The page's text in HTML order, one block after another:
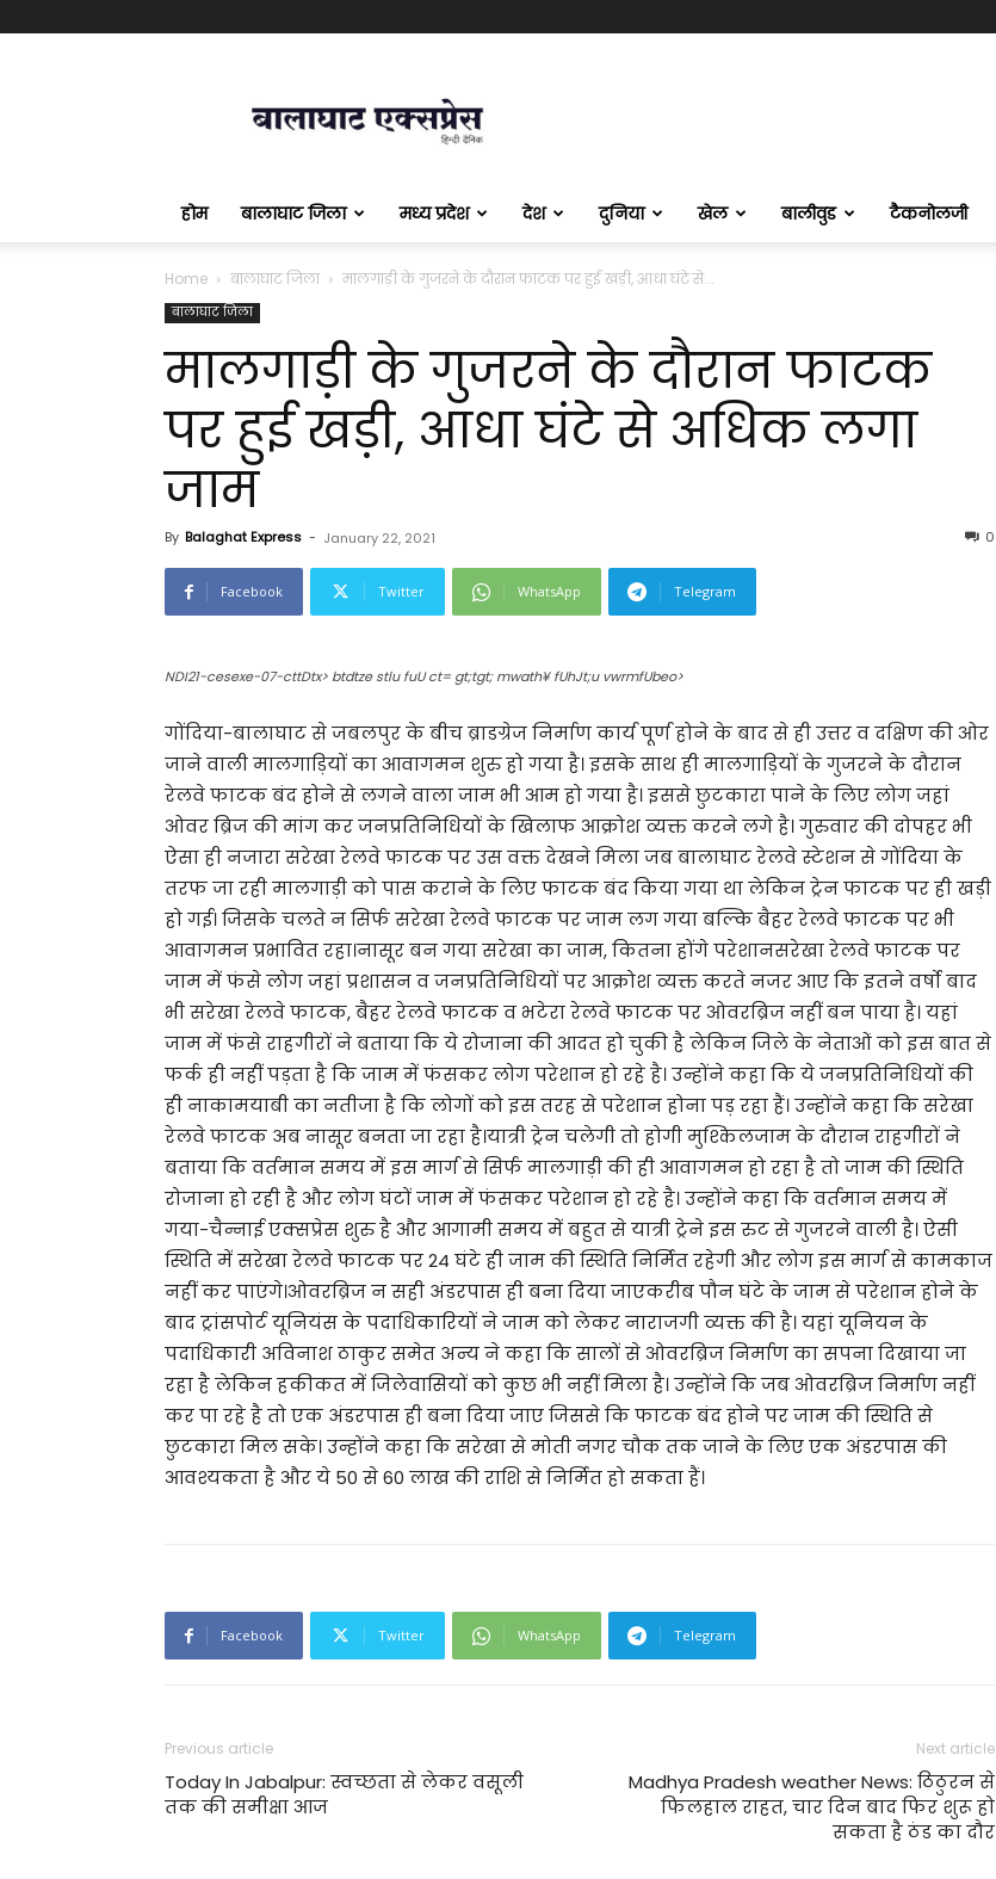
एक्सप्रेस
होम बालाघाट जिला मध्य प्रदेश देश दुनिया खेल बालीवुड टैकनोलजी
Home बालाघाट जिला मालगाड़ी के गुजरने के दौरान फाटक पर हुई खड़ी, आधा घंटे से...
बालाघाट जिला
मालगाड़ी के गुजरने के दौरान फाटक
पर हुई खड़ी, आधा घंटे से अधिक लगा
जाम
By Balaghat Express - January 22, 2021 0
Facebook Twitter WhatsApp Telegram
NDI21-cesexe-07-cttDtx> btdtze stlu fuU ct= gt;tgt; mwath¥ fUhJt;u vwrmfUbeo>
गोंदिया-बालाघाट से जबलपुर के बीच ब्राडग्रेज निर्माण कार्य पूर्ण होने के बाद से ही उत्तर व दक्षिण की ओर
जाने वाली मालगाड़ियों का आवागमन शुरु हो गया है। इसके साथ ही मालगाड़ियों के गुजरने के दौरान
रेलवे फाटक बंद होने से लगने वाला जाम भी आम हो गया है। इससे छुटकारा पाने के लिए लोग जहां
ओवर ब्रिज की मांग कर जनप्रतिनिधियों के खिलाफ आक्रोश व्यक्त करने लगे है। गुरुवार की दोपहर भी
ऐसा ही नजारा सरेखा रेलवे फाटक पर उस वक्त देखने मिला जब बालाघाट रेलवे स्टेशन से गोंदिया के
तरफ जा रही मालगाड़ी को पास कराने के लिए फाटक बंद किया गया था लेकिन ट्रेन फाटक पर ही खड़ी
हो गई। जिसके चलते न सिर्फ सरेखा रेलवे फाटक पर जाम लग गया बल्कि बैहर रेलवे फाटक पर भी
आवागमन प्रभावित रहा।नासूर बन गया सरेखा का जाम, कितना होंगे परेशानसरेखा रेलवे फाटक पर
जाम में फंसे लोग जहां प्रशासन व जनप्रतिनिधियों पर आक्रोश व्यक्त करते नजर आए कि इतने वर्षो बाद
भी सरेखा रेलवे फाटक, बैहर रेलवे फाटक व भटेरा रेलवे फाटक पर ओवरब्रिज नहीं बन पाया है। यहां
जाम में फंसे राहगीरों ने बताया कि ये रोजाना की आदत हो चुकी है लेकिन जिले के नेताओं को इस बात से
फर्क ही नहीं पड़ता है कि जाम में फंसकर लोग परेशान हो रहे है। उन्होंने कहा कि ये जनप्रतिनिधियों की
ही नाकामयाबी का नतीजा है कि लोगों को इस तरह से परेशान होना पड़ रहा हैं। उन्होंने कहा कि सरेखा
रेलवे फाटक अब नासूर बनता जा रहा है।यात्री ट्रेन चलेगी तो होगी मुश्किलजाम के दौरान राहगीरों ने
बताया कि वर्तमान समय में इस मार्ग से सिर्फ मालगाड़ी की ही आवागमन हो रहा है तो जाम की स्थिति
रोजाना हो रही है और लोग घंटों जाम में फंसकर परेशान हो रहे है। उन्होंने कहा कि वर्तमान समय में
गया-चैन्नाई एक्सप्रेस शुरु है और आगामी समय में बहुत से यात्री ट्रेने इस रुट से गुजरने वाली है। ऐसी
स्थिति में सरेखा रेलवे फाटक पर 24 घंटे ही जाम की स्थिति निर्मित रहेगी और लोग इस मार्ग से कामकाज
नहीं कर पाएंगे।ओवरब्रिज न सही अंडरपास ही बना दिया जाएकरीब पौन घंटे के जाम से परेशान होने के
बाद ट्रांसपोर्ट यूनियंस के पदाधिकारियों ने जाम को लेकर नाराजगी व्यक्त की है। यहां यूनियन के
पदाधिकारी अविनाश ठाकुर समेत अन्य ने कहा कि सालों से ओवरब्रिज निर्माण का सपना दिखाया जा
रहा है लेकिन हकीकत में जिलेवासियों को कुछ भी नहीं मिला है। उन्होंने कि जब ओवरब्रिज निर्माण नहीं
कर पा रहे है तो एक अंडरपास ही बना दिया जाए जिससे कि फाटक बंद होने पर जाम की स्थिति से
छुटकारा मिल सके। उन्होंने कहा कि सरेखा से मोती नगर चौक तक जाने के लिए एक अंडरपास की
आवश्यकता है और ये 50 से 60 लाख की राशि से निर्मित हो सकता हैं।
Facebook Twitter WhatsApp Telegram
Previous article
Today In Jabalpur: स्वच्छता से लेकर वसूली
तक की समीक्षा आज
Next article
Madhya Pradesh weather News: ठिठुरन से
फ‍िलहाल राहत, चार दिन बाद फिर शुरू हो
सकता है ठंड का दौर